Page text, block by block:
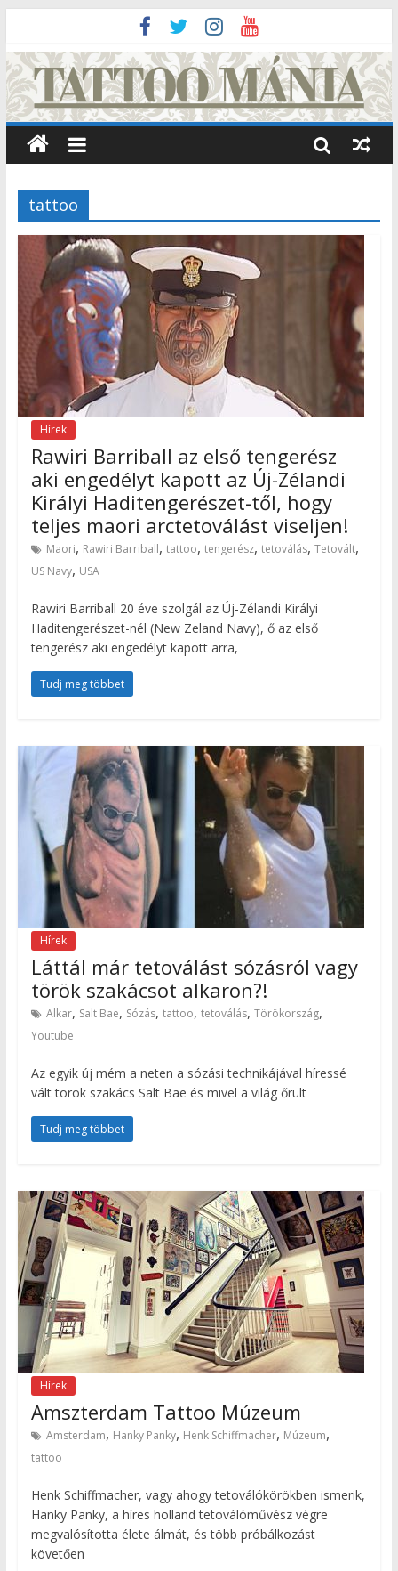
tattoo
Hírek
Rawiri Barriball az első tengerész
aki engedélyt kapott az Új-Zélandi
Királyi Haditengerészet-től, hogy
teljes maori arctetoválást viseljen!
Maori, Rawiri Barriball, tattoo, tengerész, tetoválás, Tetovált,
US Navy, USA
Rawiri Barriball 20 éve szolgál az Új-Zélandi Királyi
Haditengerészet-nél (New Zeland Navy), ő az első
tengerész aki engedélyt kapott arra,
Tudj meg többet
Hírek
Láttál már tetoválást sózásról vagy
török szakácsot alkaron?!
Alkar, Salt Bae, Sózás, tattoo, tetoválás, Törökország,
Youtube
Az egyik új mém a neten a sózási technikájával híressé
vált török szakács Salt Bae és mivel a világ őrült
Tudj meg többet
Hírek
Amszterdam Tattoo Múzeum
Amsterdam, Hanky Panky, Henk Schiffmacher, Múzeum,
tattoo
Henk Schiffmacher, vagy ahogy tetoválókörökben ismerik,
Hanky Panky, a híres holland tetoválóművész végre
megvalósította élete álmát, és több próbálkozást
követően